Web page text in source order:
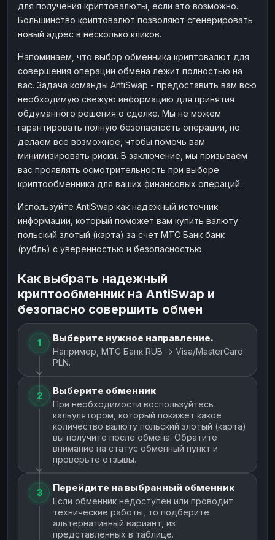
для получения криптовалюты, если это возможно.
Большинство криптовалют позволяют сгенерировать
новый адрес в несколько кликов.
Напоминаем, что выбор обменника криптовалют для
совершения операции обмена лежит полностью на
вас. Задача команды AntiSwap - предоставить вам всю
необходимую свежую информацию для принятия
обдуманного решения о сделке. Мы не можем
гарантировать полную безопасность операции, но
делаем все возможное, чтобы помочь вам
минимизировать риски. В заключение, мы призываем
вас проявлять осмотрительность при выборе
криптообменника для ваших финансовых операций.
Используйте AntiSwap как надежный источник
информации, который поможет вам купить валюту
польский злотый (карта) за счет МТС Банк банк
(рубль) с уверенностью и безопасностью.
Как выбрать надежный
криптообменник на AntiSwap и
безопасно совершить обмен
1 Выберите нужное направление.
Например, МТС Банк RUB → Visa/MasterCard
PLN.
2 Выберите обменник
При необходимости воспользуйтесь
кальулятором, который покажет какое
количество валюту польский злотый (карта)
вы получите после обмена. Обратите
внимание на статус обменный пункт и
проверьте отзывы.
3 Перейдите на выбранный обменник
Если обменник недоступен или проводит
технические работы, то подберите
альтернативный вариант, из
представленных в таблице.